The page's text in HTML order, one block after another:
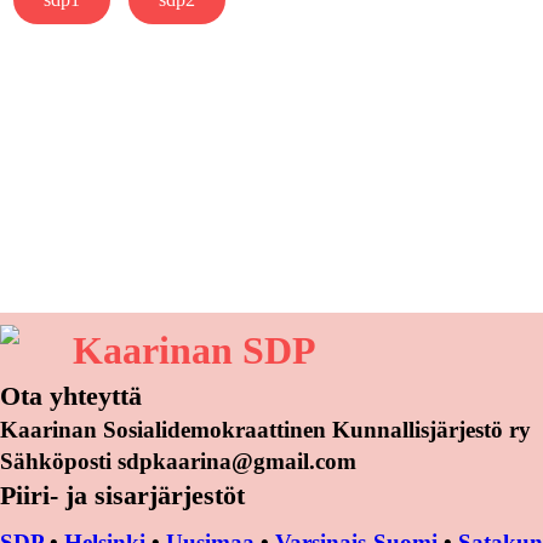
Kaarinan SDP
Ota yhteyttä
Kaarinan Sosialidemokraattinen Kunnallisjärjestö ry
Sähköposti sdpkaarina@gmail.com
Piiri- ja sisarjärjestöt